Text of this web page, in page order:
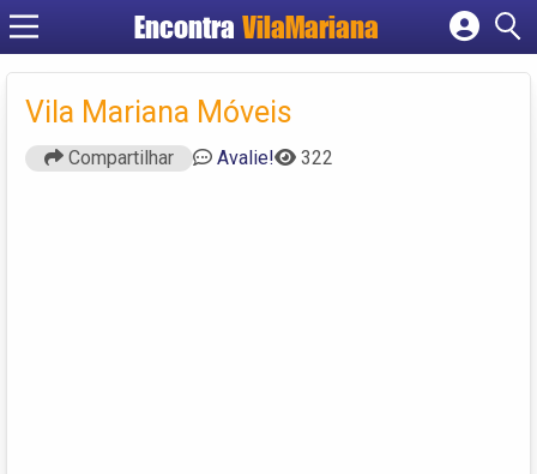
EncontraVilaMariana
Cadastrar empresa
Criar conta
Vila Mariana Móveis
Compartilhar Avalie! 322